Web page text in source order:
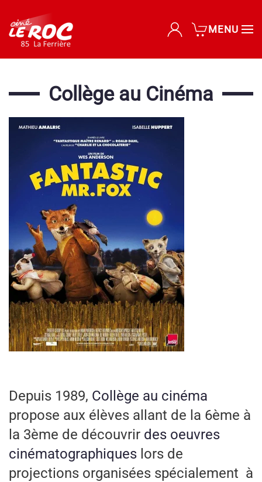
Accéder au contenu principal MENU
Collège au Cinéma
Depuis 1989, Collège au cinéma
propose aux élèves allant de la 6ème à
la 3ème de découvrir des oeuvres
cinématographiques lors de
projections organisées spécialement à